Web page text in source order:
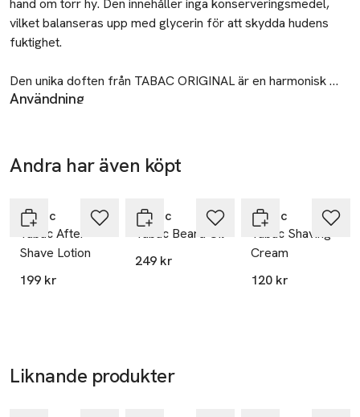
hand om torr hy. Den innehåller inga konserveringsmedel,
vilket balanseras upp med glycerin för att skydda hudens
fuktighet.
Den unika doften från TABAC ORIGINAL är en harmonisk
treklang av aldehydiska noter, pepparkryddade accenter och
Användning
Tom behållare sorteras som plastförpackning. Separera
hudkräm eller schampo kvar – häll ut det i vanliga
hushållssoporna.
Tillverkare
Mäurer & Wirtz
E-post
info@m-w.de
Andra har även köpt
Tabac
Tabac After
Shave Lotion
199 kr
Tabac
Tabac Beard Oil
249 kr
Tabac
Tabac Shaving
Cream
120 kr
Liknande produkter